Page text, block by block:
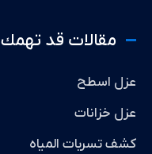
مقالات قد تهمك
عزل اسطح
عزل خزانات
كشف تسربات المياه